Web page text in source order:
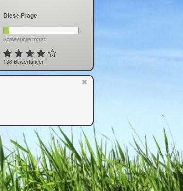
Diese Frage
Schwierigkeitsgrad
138 Bewertungen